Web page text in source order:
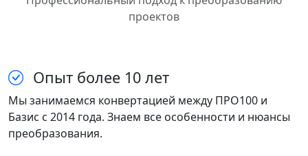
проектов
Опыт более 10 лет
Мы занимаемся конвертацией между ПРО100 и
Базис с 2014 года. Знаем все особенности и нюансы
преобразования.